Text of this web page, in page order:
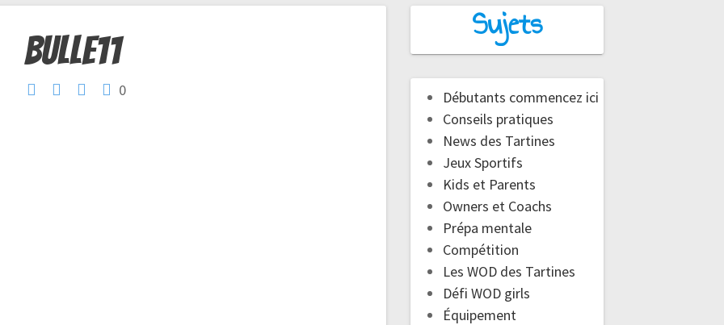
bulle11
0
Sujets
Débutants commencez ici
Conseils pratiques
News des Tartines
Jeux Sportifs
Kids et Parents
Owners et Coachs
Prépa mentale
Compétition
Les WOD des Tartines
Défi WOD girls
Équipement